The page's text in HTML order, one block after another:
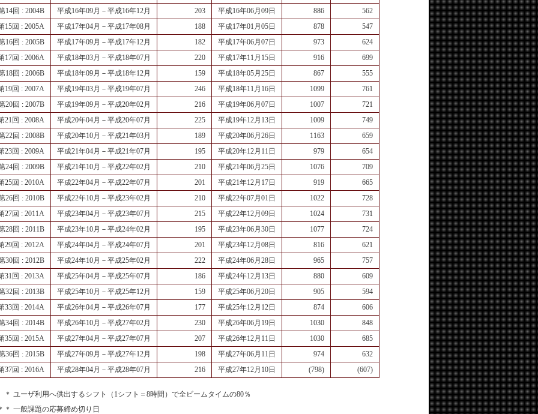
14回 : 2004B
平成16年09月－平成16年12月 203 平成16年06月09日 886
562
15回 : 2005A
平成17年04月－平成17年08月 188 平成17年01月05日 878
547
16回 : 2005B
平成17年09月－平成17年12月 182 平成17年06月07日 973
624
17回 : 2006A
平成18年03月－平成18年07月 220 平成17年11月15日 916
699
18回 : 2006B
平成18年09月－平成18年12月 159 平成18年05月25日 867
555
19回 : 2007A
平成19年03月－平成19年07月 246 平成18年11月16日 1099
761
20回 : 2007B
平成19年09月－平成20年02月 216 平成19年06月07日 1007
721
21回 : 2008A
平成20年04月－平成20年07月 225 平成19年12月13日 1009
749
22回 : 2008B
平成20年10月－平成21年03月 189 平成20年06月26日 1163
659
23回 : 2009A
平成21年04月－平成21年07月 195 平成20年12月11日 979
654
24回 : 2009B
平成21年10月－平成22年02月 210 平成21年06月25日 1076
709
25回 : 2010A
平成22年04月－平成22年07月 201 平成21年12月17日 919
665
26回 : 2010B
平成22年10月－平成23年02月 210 平成22年07月01日 1022
728
27回 : 2011A
平成23年04月－平成23年07月 215 平成22年12月09日 1024
731
28回 : 2011B
平成23年10月－平成24年02月 195 平成23年06月30日 1077
724
29回 : 2012A
平成24年04月－平成24年07月 201 平成23年12月08日 816
621
30回 : 2012B
平成24年10月－平成25年02月 222 平成24年06月28日 965
757
31回 : 2013A
平成25年04月－平成25年07月 186 平成24年12月13日 880
609
32回 : 2013B
平成25年10月－平成25年12月 159 平成25年06月20日 905
594
33回 : 2014A
平成26年04月－平成26年07月 177 平成25年12月12日 874
606
34回 : 2014B
平成26年10月－平成27年02月 230 平成26年06月19日 1030
848
35回 : 2015A
平成27年04月－平成27年07月 207 平成26年12月11日 1030
685
36回 : 2015B
平成27年09月－平成27年12月 198 平成27年06月11日 974
632
37回 : 2016A
平成28年04月－平成28年07月 216 平成27年12月10日 (798) (607)
ユーザ利用へ供出するシフト（1シフト＝8時間）で全ビームタイムの80％
＊ 一般課題の応募締め切り日